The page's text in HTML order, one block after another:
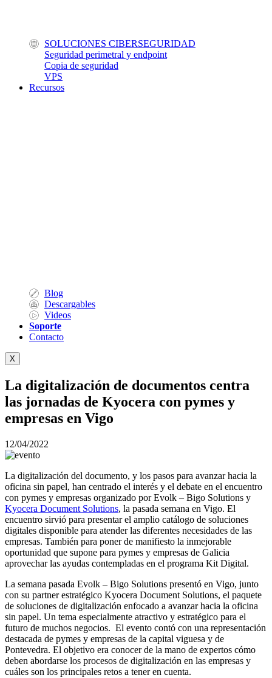
SOLUCIONES CIBERSEGURIDAD
Seguridad perimetral y endpoint
Copia de seguridad
VPS
Recursos
Blog
Descargables
Videos
Soporte
Contacto
X
La digitalización de documentos centra
las jornadas de Kyocera con pymes y
empresas en Vigo
12/04/2022
La digitalización del documento, y los pasos para avanzar hacia la
oficina sin papel, han centrado el interés y el debate en el encuentro
con pymes y empresas organizado por Evolk – Bigo Solutions y
Kyocera Document Solutions, la pasada semana en Vigo. El
encuentro sirvió para presentar el amplio catálogo de soluciones
digitales disponible para atender las diferentes necesidades de las
empresas. También para poner de manifiesto la inmejorable
oportunidad que supone para pymes y empresas de Galicia
aprovechar las ayudas contempladas en el programa Kit Digital.
La semana pasada Evolk – Bigo Solutions presentó en Vigo, junto
con su partner estratégico Kyocera Document Solutions, el paquete
de soluciones de digitalización enfocado a avanzar hacia la oficina
sin papel. Un tema especialmente atractivo y estratégico para el
futuro de muchos negocios. El evento contó con una representación
destacada de pymes y empresas de la capital viguesa y de
Pontevedra. El objetivo era conocer de la mano de expertos cómo
deben abordarse los procesos de digitalización en las empresas y
cuáles son los principales retos a tener en cuenta.